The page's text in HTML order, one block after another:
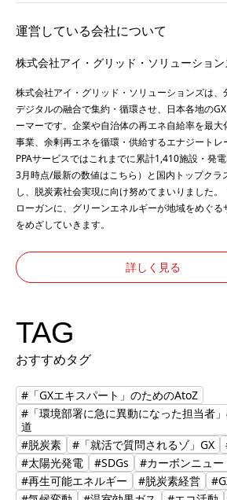
運営している会社について
株式会社アイ・グリッド・ソリューショ
株式会社アイ・グリッド・ソリューションズは
デジタルの融合で集約・循環させ、日本各地の
ーマーです。企業や自治体の再エネ自給率を最大
事業、余剰再エネを循環・供給するエナジートレ
PPAサービスではこれまでに累計1,410施設・発
3月時点/最新の数値はこちら ）と国内トップク
し、脱炭素社会実現に向け努めてまいりました
ローガンに、グリーンエネルギーが地域をめぐ
をめざしていきます。
詳しく見る
TAG
おすすめタグ
#「GXエキスパート」のためのAtoZ
#「環境部署に急に異動になった担当者
道
#脱炭素
#「就活で質問されるゾ」GX
#太陽光発電
#SDGs
#カーボンニュー
#再生可能エネルギー
#脱炭素経営